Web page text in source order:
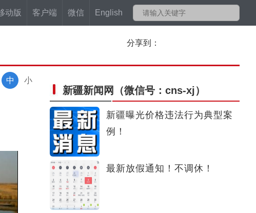
动版 客户端 微信 English
分享到：
小
中
新疆新闻网 （微信号：cns-xj）
新疆曝光价格违法行为典型案
例！
最新放假通知！不调休！